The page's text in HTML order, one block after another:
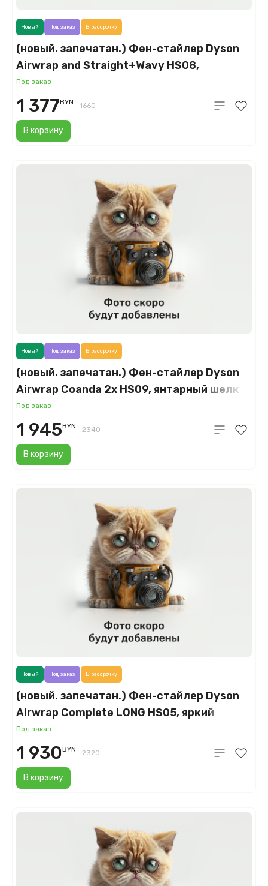
(новый. запечатан.) Фен-стайлер Dyson
Airwrap and Straight+Wavy HS08,
берлинская лазурь/медный (Prussian
Blue/Rich Copper)
Под заказ
В корзину
Новый Под заказ В рассрочку
1 377BYN 1660
(новый. запечатан.) Фен-стайлер Dyson
Airwrap Coanda 2x HS09, янтарный шелк
(Amber Silk)
Под заказ
В корзину
Новый Под заказ В рассрочку
1 945BYN 2340
(новый. запечатан.) Фен-стайлер Dyson
Airwrap Complete LONG HS05, яркий
никель/медный (Nickel/Copper)
Под заказ
В корзину
Новый Под заказ В рассрочку
1 930BYN 2320